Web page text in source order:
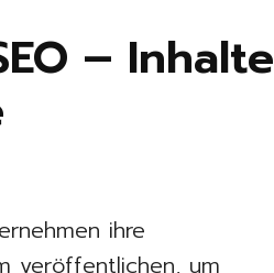
– Inhalte
ihre
veröffentlichen, um